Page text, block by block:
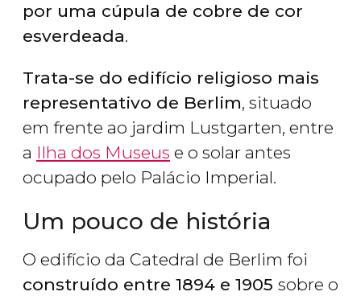
por uma cúpula de cobre de cor
esverdeada.
Trata-se do edifício religioso mais
representativo de Berlim, situado
em frente ao jardim Lustgarten, entre
a Ilha dos Museus e o solar antes
ocupado pelo Palácio Imperial.
Um pouco de história
O edifício da Catedral de Berlim foi
construído entre 1894 e 1905 sobre o